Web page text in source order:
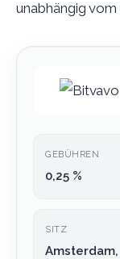
unabhängig
GEBÜHREN
0,25 %
SITZ
Amsterdam,